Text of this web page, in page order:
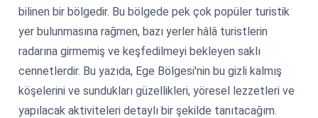
bilinen bir bölgedir. Bu bölgede pek çok popüler turistik
yer bulunmasına rağmen, bazı yerler hâlâ turistlerin
radarına girmemiş ve keşfedilmeyi bekleyen saklı
cennetlerdir. Bu yazıda, Ege Bölgesi'nin bu gizli kalmış
köşelerini ve sundukları güzellikleri, yöresel lezzetleri ve
yapılacak aktiviteleri detaylı bir şekilde tanıtacağım.